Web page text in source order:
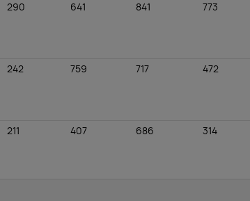
290 641 841 773
242 759 717 472
211 407 686 314